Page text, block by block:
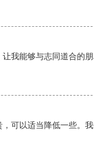
我能够与志同道合的朋
可以适当降低一些。